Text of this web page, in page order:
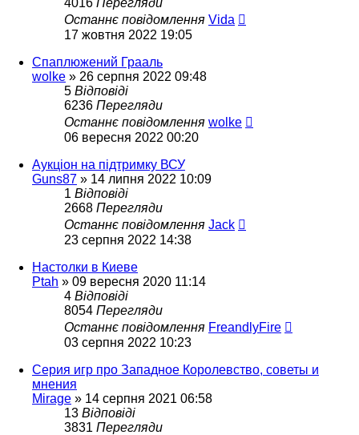
4016 Перегляди
Останнє повідомлення Vida
17 жовтня 2022 19:05
Спаплюжений Грааль
wolke » 26 серпня 2022 09:48
5 Відповіді
6236 Перегляди
Останнє повідомлення wolke
06 вересня 2022 00:20
Аукціон на підтримку ВСУ
Guns87 » 14 липня 2022 10:09
1 Відповіді
2668 Перегляди
Останнє повідомлення Jack
23 серпня 2022 14:38
Настолки в Киеве
Ptah » 09 вересня 2020 11:14
4 Відповіді
8054 Перегляди
Останнє повідомлення FreandlyFire
03 серпня 2022 10:23
Серия игр про Западное Королевство, советы и
мнения
Mirage » 14 серпня 2021 06:58
13 Відповіді
3831 Перегляди